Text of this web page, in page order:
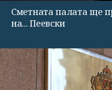
Сметната палата ще
на... Пеевски